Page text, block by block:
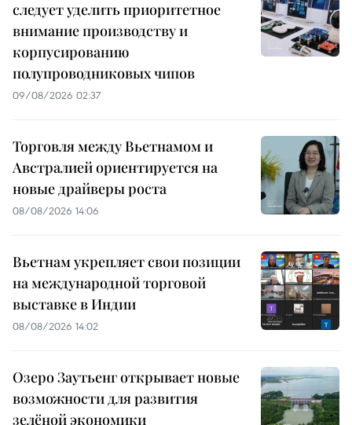
следует уделить приоритетное
внимание производству и
корпусированию
полупроводниковых чипов
09/08/2026 02:37
Торговля между Вьетнамом и
Австралией ориентируется на
новые драйверы роста
08/08/2026 14:06
Вьетнам укрепляет свои позиции
на международной торговой
выставке в Индии
08/08/2026 14:02
Озеро Заутьенг открывает новые
возможности для развития
зелёной экономики